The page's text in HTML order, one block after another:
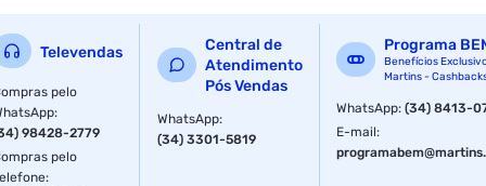
Televendas
pelo
:
98428-2779
pelo
:
Central de
Atendimento
Pós Vendas
WhatsApp:
(34) 3301-5819
Programa
Benefícios
Martins -
WhatsApp:(34) 8413-
E-mail: